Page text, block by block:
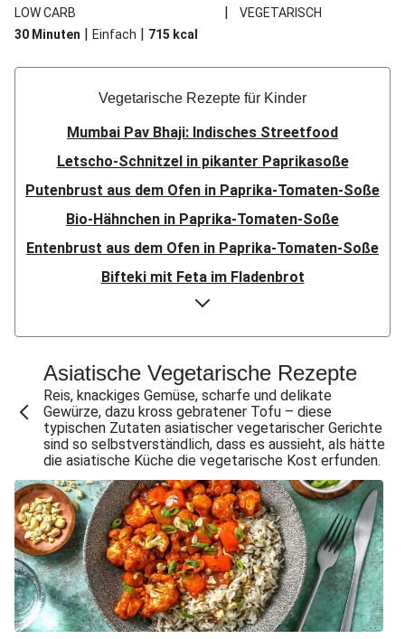
LOW CARB |
VEGETARISCH
30 Minuten | Einfach | 715 kcal
Vegetarische Rezepte für Kinder
Mumbai Pav Bhaji: Indisches Streetfood
Letscho-Schnitzel in pikanter Paprikasoße
Putenbrust aus dem Ofen in Paprika-Tomaten-Soße
Bio-Hähnchen in Paprika-Tomaten-Soße
Entenbrust aus dem Ofen in Paprika-Tomaten-Soße
Bifteki mit Feta im Fladenbrot
Doppelt Putenbrust aus dem Ofen
Bio-Hähnchen in Paprika-Tomaten-Soße
Speckknödel auf warmem Krautsalat
Crispy Chicken & Pommes aus dem Air-Fryer
Doppelt Chicken & Pommes aus dem Air-Fryer
Bio-Rindersteak in dunkler Zwiebelsoße
Knödel mit doppelt Bacon auf warmem Krautsalat
Gewürzte Aubergine mit Bulgur
Doppelt Lammhack-Köfte mit Dilldip
Bio-Schweinemedaillons in dunkler Zwiebelsoße
Crispy Schweinesteak & Pommes aus dem Air-Fryer
Klassisches Gulasch mit doppelt Schweinefilet
Asiatische Vegetarische Rezepte
Reis, knackiges Gemüse, scharfe und delikate
Gewürze, dazu kross gebratener Tofu – diese
typischen Zutaten asiatischer vegetarischer Gerichte
sind so selbstverständlich, dass es aussieht, als hätte
die asiatische Küche die vegetarische Kost erfunden.